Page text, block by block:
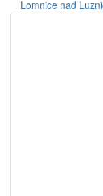
Lomnice nad